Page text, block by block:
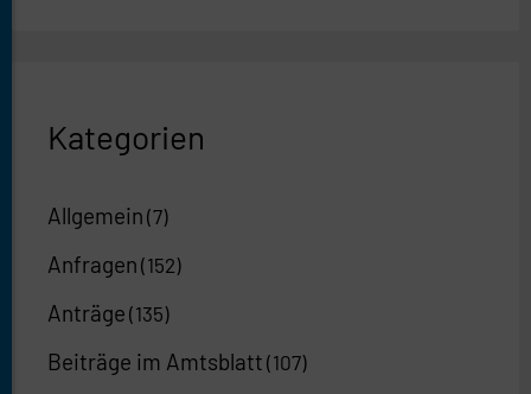
Kategorien
Allgemein (7)
Anfragen (152)
Anträge (135)
Beiträge im Amtsblatt (107)